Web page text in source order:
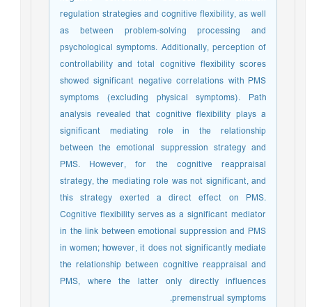
regulation strategies and cognitive flexibility, as well
as between problem-solving processing and
psychological symptoms. Additionally, perception of
controllability and total cognitive flexibility scores
showed significant negative correlations with PMS
symptoms (excluding physical symptoms). Path
analysis revealed that cognitive flexibility plays a
significant mediating role in the relationship
between the emotional suppression strategy and
PMS. However, for the cognitive reappraisal
strategy, the mediating role was not significant, and
this strategy exerted a direct effect on PMS.
Cognitive flexibility serves as a significant mediator
in the link between emotional suppression and PMS
in women; however, it does not significantly mediate
the relationship between cognitive reappraisal and
PMS, where the latter only directly influences
premenstrual symptoms.